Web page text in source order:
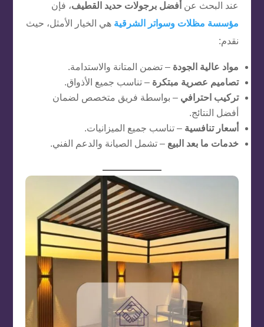
عند البحث عن أفضل برجولات حديد القطيف، فإن
مؤسسة مظلات وسواتر الشرقية هي الخيار الأمثل، حيث
نقدم:
مواد عالية الجودة – تضمن المتانة والاستدامة.
تصاميم عصرية مبتكرة – تناسب جميع الأذواق.
تركيب احترافي – بواسطة فريق متخصص لضمان
أفضل النتائج.
أسعار تنافسية – تناسب جميع الميزانيات.
خدمات ما بعد البيع – تشمل الصيانة والدعم الفني.